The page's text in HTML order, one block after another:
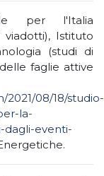
per l'Italia
Istituto
(studi di
faglie attive
08/18/studio-
la-
dagli-eventi-